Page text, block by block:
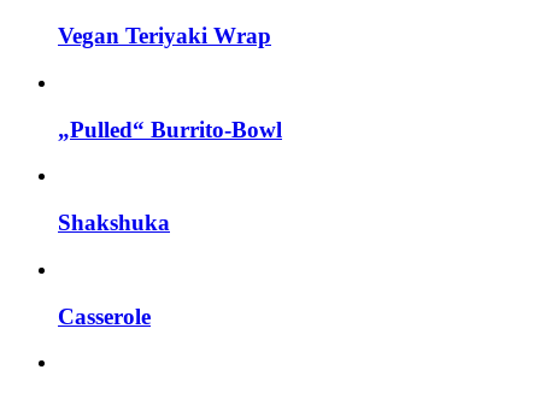
Vegan Teriyaki Wrap
„Pulled“ Burrito-Bowl
Shakshuka
Casserole